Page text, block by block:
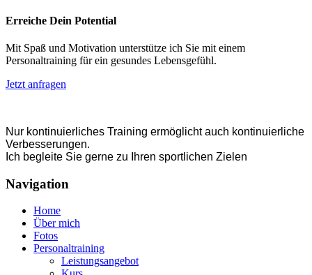
Erreiche Dein Potential
Mit Spaß und Motivation unterstütze ich Sie mit einem
Personaltraining für ein gesundes Lebensgefühl.
Jetzt anfragen
Nur kontinuierliches Training ermöglicht auch kontinuierliche
Verbesserungen.
Ich begleite Sie gerne zu Ihren sportlichen Zielen
Navigation
Home
Über mich
Fotos
Personaltraining
Leistungsangebot